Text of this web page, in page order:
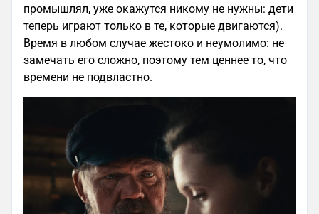
промышлял, уже окажутся никому не нужны: дети
теперь играют только в те, которые двигаются).
Время в любом случае жестоко и неумолимо: не
замечать его сложно, поэтому тем ценнее то, что
времени не подвластно.